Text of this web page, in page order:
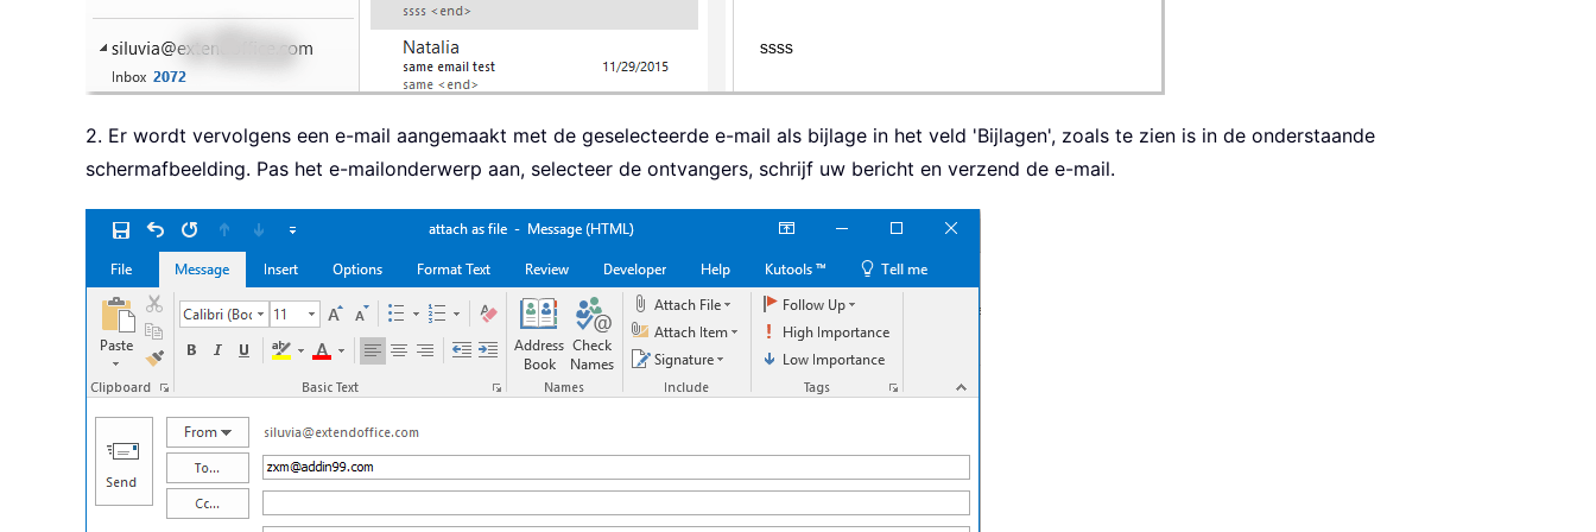
2. Er wordt vervolgens een e-mail aangemaakt met de geselecteerde e-mail als bijlage in het veld 'Bijlagen', zoals te zien is in de onderstaande
schermafbeelding. Pas het e-mailonderwerp aan, selecteer de ontvangers, schrijf uw bericht en verzend de e-mail.